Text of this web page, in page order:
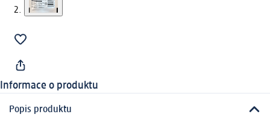
Informace o produktu
Popis produktu